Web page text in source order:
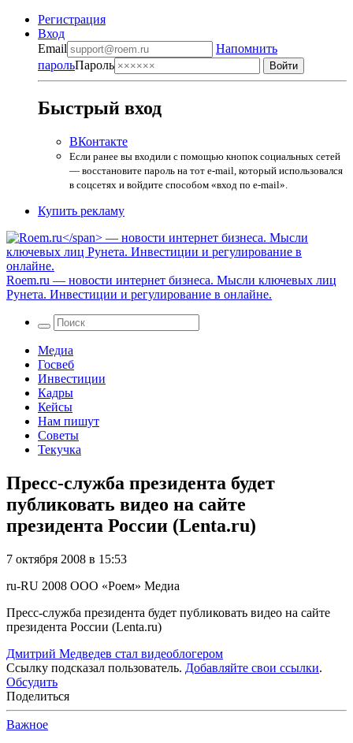
Регистрация
Вход
Email
Напомнить
парольПароль
Быстрый вход
ВКонтакте
Если ранее вы входили с помощью кнопок социальных сетей
— восстановите пароль на тот e-mail, который использовался
в соцсетях и войдите способом «вход по e-mail».
Купить рекламу
Roem.ru — новости интернет бизнеса. Мысли ключевых лиц
Рунета. Инвестиции и регулирование в онлайне.
Медиа
Госвеб
Инвестиции
Кадры
Кейсы
Нам пишут
Советы
Текучка
Пресс-служба президента будет
публиковать видео на сайте
президента России (Lenta.ru)
7 октября 2008 в 15:53
ru-RU 2008 ООО «Роем» Медиа
Пресс-служба президента будет публиковать видео на сайте
президента России (Lenta.ru)
Дмитрий Медведев стал видеоблогером
Ссылку подсказал пользователь. Добавляйте свои ссылки.
Обсудить
Поделиться
Важное